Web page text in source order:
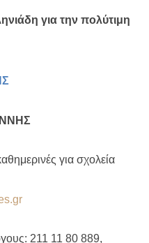
για την πολύτιμη
για σχολεία
211 11 80 889,